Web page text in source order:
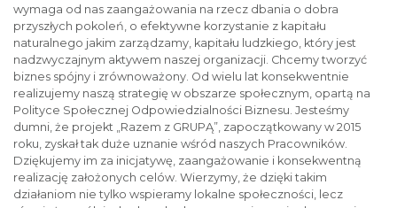
wymaga od nas zaangażowania na rzecz dbania o dobra
przyszłych pokoleń, o efektywne korzystanie z kapitału
naturalnego jakim zarządzamy, kapitału ludzkiego, który jest
nadzwyczajnym aktywem naszej organizacji. Chcemy tworzyć
biznes spójny i zrównoważony. Od wielu lat konsekwentnie
realizujemy naszą strategię w obszarze społecznym, opartą na
Polityce Społecznej Odpowiedzialności Biznesu. Jesteśmy
dumni, że projekt „Razem z GRUPĄ”, zapoczątkowany w 2015
roku, zyskał tak duże uznanie wśród naszych Pracowników.
Dziękujemy im za inicjatywę, zaangażowanie i konsekwentną
realizację założonych celów. Wierzymy, że dzięki takim
działaniom nie tylko wspieramy lokalne społeczności, lecz